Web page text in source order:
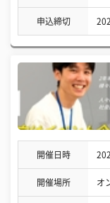
申込締切
開催日時
開催場所 オ